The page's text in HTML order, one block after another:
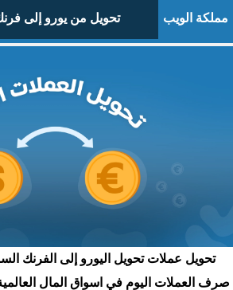
مملكة الويب تحويل من يورو إلى
تحويل عملات تحويل اليورو إلى الفرنك
صرف العملات اليوم في اسواق المال